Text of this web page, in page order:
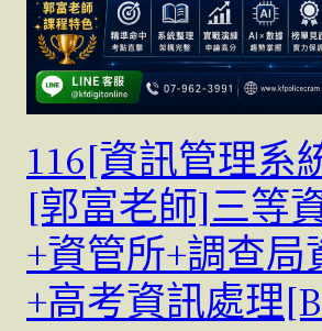
116[資訊管理系
[郭富老師]三等
+資管所+調查局
+高考資訊處理